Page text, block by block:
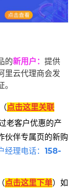
的新用户 ： 提供
里云代理商会发
（点击这里关联
老客户优惠的产
伙伴专属页的新购
理电话： 158-
点击这里下单） 如